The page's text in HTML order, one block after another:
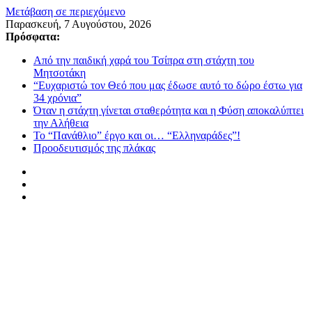
Μετάβαση σε περιεχόμενο
Παρασκευή, 7 Αυγούστου, 2026
Πρόσφατα:
Από την παιδική χαρά του Τσίπρα στη στάχτη του
Μητσοτάκη
“Ευχαριστώ τον Θεό που μας έδωσε αυτό το δώρο έστω για
34 χρόνια”
Όταν η στάχτη γίνεται σταθερότητα και η Φύση αποκαλύπτει
την Αλήθεια
Το “Πανάθλιο” έργο και οι… “Ελληναράδες”!
Προοδευτισμός της πλάκας